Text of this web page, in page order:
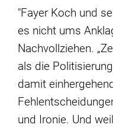
"Fayer Koch und
es nicht ums
Nachvollziehen.
als die
damit
und Ironie. Und